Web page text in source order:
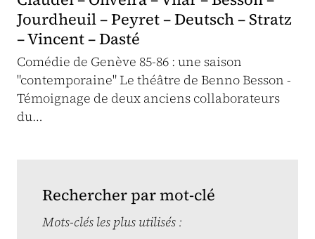
Jourdheuil – Peyret – Deutsch – Stratz
– Vincent – Dasté
Comédie de Genève 85-86 : une saison
"contemporaine" Le théâtre de Benno Besson -
Témoignage de deux anciens collaborateurs
du…
Rechercher par mot-clé
Mots-clés les plus utilisés :